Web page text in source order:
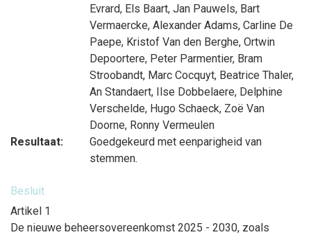
Evrard, Els Baart, Jan Pauwels, Bart
Vermaercke, Alexander Adams, Carline De
Paepe, Kristof Van den Berghe, Ortwin
Depoortere, Peter Parmentier, Bram
Stroobandt, Marc Cocquyt, Beatrice Thaler,
An Standaert, Ilse Dobbelaere, Delphine
Verschelde, Hugo Schaeck, Zoë Van
Doorne, Ronny Vermeulen
Resultaat:
Goedgekeurd met eenparigheid van
stemmen.
Besluit
Artikel 1
De nieuwe beheersovereenkomst 2025 - 2030, zoals